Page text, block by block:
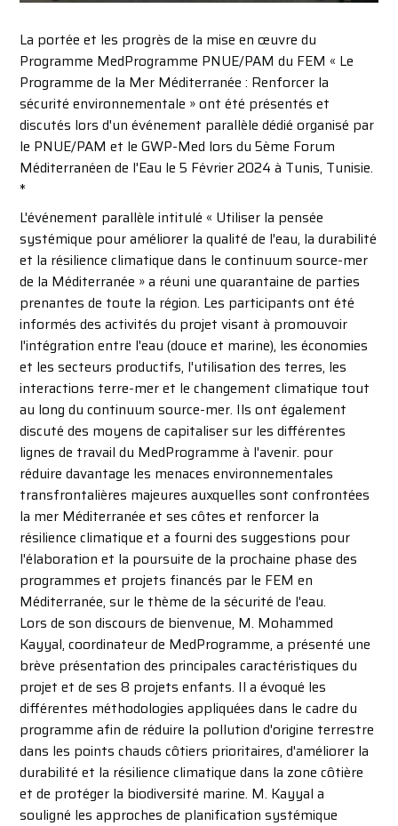
La portée et les progrès de la mise en œuvre du
Programme MedProgramme PNUE/PAM du FEM « Le
Programme de la Mer Méditerranée : Renforcer la
sécurité environnementale » ont été présentés et
discutés lors d'un événement parallèle dédié organisé par
le PNUE/PAM et le GWP-Med lors du 5ème Forum
Méditerranéen de l'Eau le 5 Février 2024 à Tunis, Tunisie.
*
L'événement parallèle intitulé « Utiliser la pensée
systémique pour améliorer la qualité de l'eau, la durabilité
et la résilience climatique dans le continuum source-mer
de la Méditerranée » a réuni une quarantaine de parties
prenantes de toute la région. Les participants ont été
informés des activités du projet visant à promouvoir
l'intégration entre l'eau (douce et marine), les économies
et les secteurs productifs, l'utilisation des terres, les
interactions terre-mer et le changement climatique tout
au long du continuum source-mer. Ils ont également
discuté des moyens de capitaliser sur les différentes
lignes de travail du MedProgramme à l'avenir. pour
réduire davantage les menaces environnementales
transfrontalières majeures auxquelles sont confrontées
la mer Méditerranée et ses côtes et renforcer la
résilience climatique et a fourni des suggestions pour
l'élaboration et la poursuite de la prochaine phase des
programmes et projets financés par le FEM en
Méditerranée, sur le thème de la sécurité de l'eau.
Lors de son discours de bienvenue, M. Mohammed
Kayyal, coordinateur de MedProgramme, a présenté une
brève présentation des principales caractéristiques du
projet et de ses 8 projets enfants. Il a évoqué les
différentes méthodologies appliquées dans le cadre du
programme afin de réduire la pollution d'origine terrestre
dans les points chauds côtiers prioritaires, d'améliorer la
durabilité et la résilience climatique dans la zone côtière
et de protéger la biodiversité marine. M. Kayyal a
souligné les approches de planification systémique